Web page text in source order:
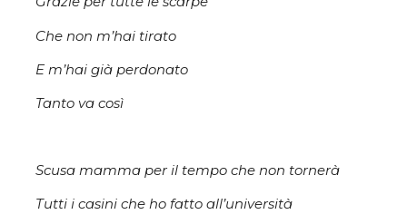
Che non m’hai tirato
E m’hai già perdonato
Tanto va così
Scusa mamma per il tempo che non tornerà
Tutti i casini che ho fatto all’università